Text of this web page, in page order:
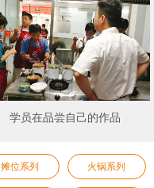
学员在品尝自己的作品
摊位系列 火锅系列